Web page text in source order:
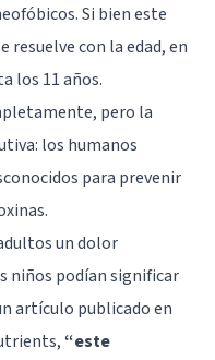
Si bien este
con la edad, en
los 11 años.
pero la
los humanos
para prevenir
un dolor
niños podían significar
artículo publicado en
“este